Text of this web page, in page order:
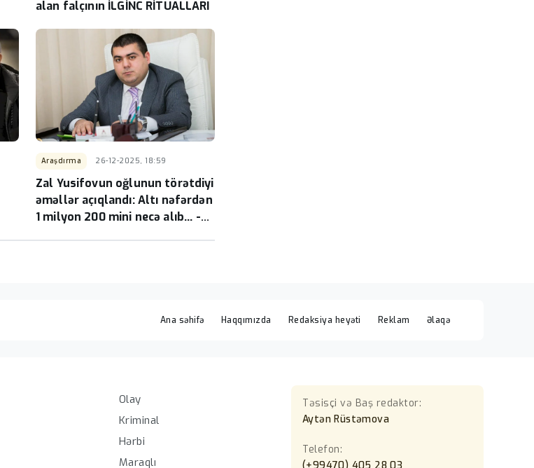
alan falçının İLGİNC RİTUALLARI
Araşdırma 26-12-2025, 18:59
Zal Yusifovun oğlunun törətdiyi
əməllər açıqlandı: Altı nəfərdən
1 milyon 200 mini necə alıb... -
Ana səhifə Haqqımızda Redaksiya heyəti Reklam Əlaqə
Olay
Kriminal
Hərbi
Maraqlı
Təsisçi və Baş redaktor:
Aytən Rüstəmova
Telefon: